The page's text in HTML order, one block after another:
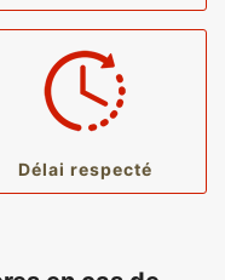
Délai respecté